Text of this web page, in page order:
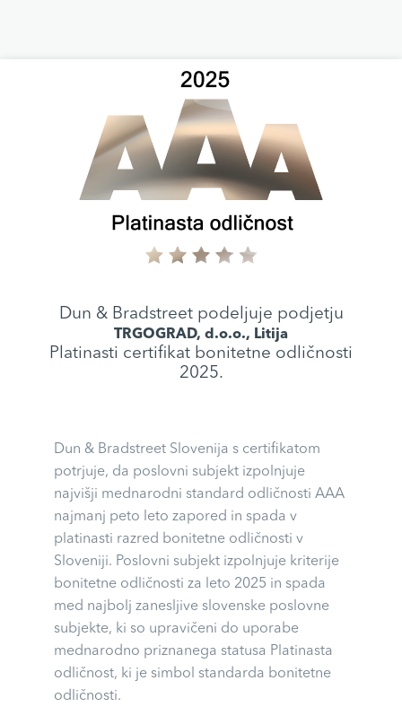
Dun & Bradstreet podeljuje podjetju
TRGOGRAD, d.o.o., Litija
Platinasti certifikat bonitetne odličnosti
2025.
Dun & Bradstreet Slovenija s certifikatom
potrjuje, da poslovni subjekt izpolnjuje
najvišji mednarodni standard odličnosti AAA
najmanj peto leto zapored in spada v
platinasti razred bonitetne odličnosti v
Sloveniji. Poslovni subjekt izpolnjuje kriterije
bonitetne odličnosti za leto 2025 in spada
med najbolj zanesljive slovenske poslovne
subjekte, ki so upravičeni do uporabe
mednarodno priznanega statusa Platinasta
odličnost, ki je simbol standarda bonitetne
odličnosti.